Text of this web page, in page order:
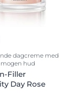
dagcreme med
hud
Filler
Day Rose